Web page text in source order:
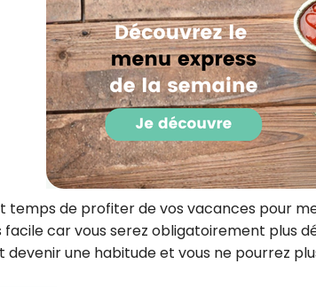
temps de profiter de vos vacances pour
facile car vous serez obligatoirement plus
devenir une habitude et vous ne pourrez